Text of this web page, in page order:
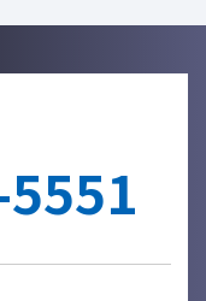
人情報の取扱いを他
人情報保護体制が整
内容の訂正、追加ま
先までご連絡くださ